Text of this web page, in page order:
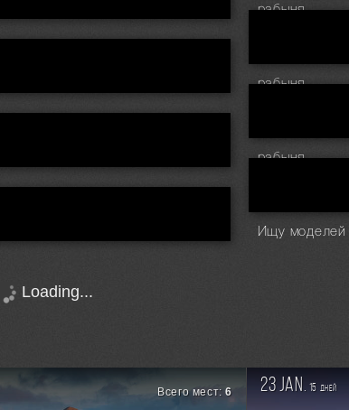
рабыня
рабыня
рабыня
Ищу моделей
Loading...
Всего мест:6 23 jan. 15 дней